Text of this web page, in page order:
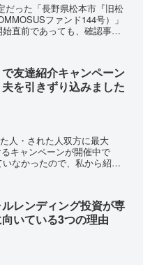
だった「長野県松本市『旧松
ファンド144号）」
直前であっても、確認事項
で友達紹介キャンペーン
を引きずり込みました
人・された人双方に最大
キャンペーンが開催中で
なかったので、私から紹介
レンディング投資が専
いている3つの理由